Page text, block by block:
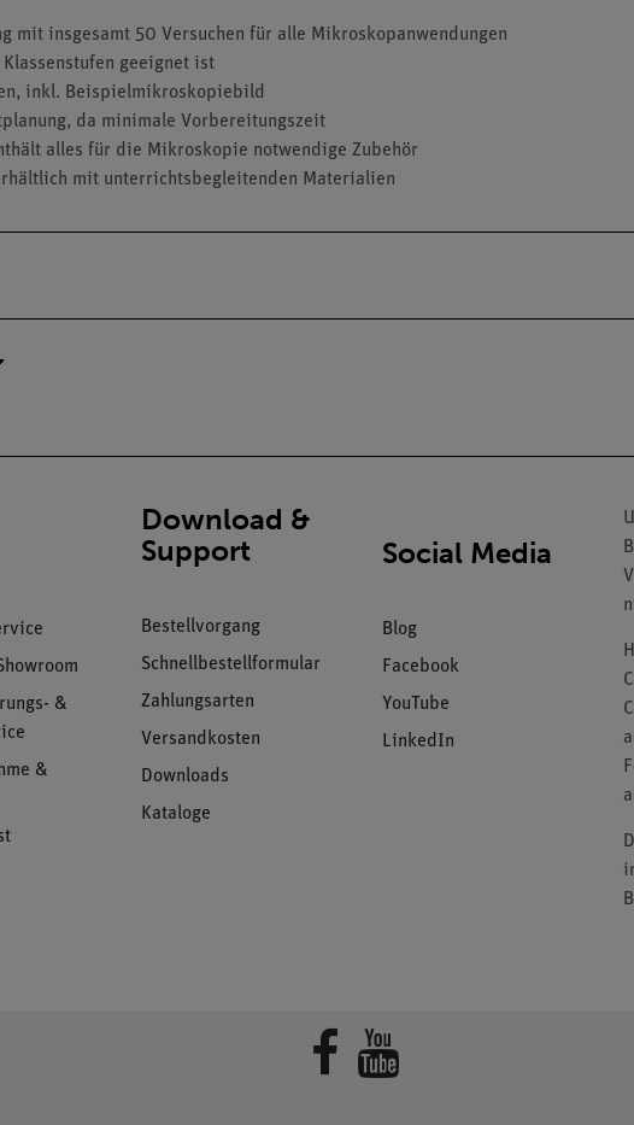
mit insgesamt 50 Versuchen für alle Mikroskopanwendungen
geeignet ist
inkl. Beispielmikroskopiebild
da minimale Vorbereitungszeit
alles für die Mikroskopie notwendige Zubehör
mit unterrichtsbegleitenden Materialien
&
&
Download &
Support
Bestellvorgang
Schnellbestellformular
Zahlungsarten
Versandkosten
Downloads
Kataloge
Social Media
Blog
Facebook
YouTube
LinkedIn